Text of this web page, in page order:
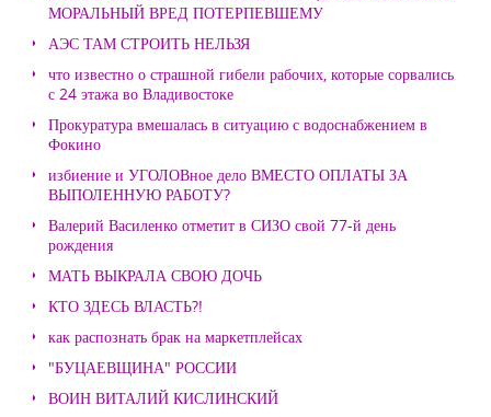
МОРАЛЬНЫЙ ВРЕД ПОТЕРПЕВШЕМУ
АЭС ТАМ СТРОИТЬ НЕЛЬЗЯ
что известно о страшной гибели рабочих, которые сорвались
с 24 этажа во Владивостоке
Прокуратура вмешалась в ситуацию с водоснабжением в
Фокино
избиение и УГОЛОВное дело ВМЕСТО ОПЛАТЫ ЗА
ВЫПОЛЕННУЮ РАБОТУ?
Валерий Василенко отметит в СИЗО свой 77-й день
рождения
МАТЬ ВЫКРАЛА СВОЮ ДОЧЬ
КТО ЗДЕСЬ ВЛАСТЬ?!
как распознать брак на маркетплейсах
"БУЦАЕВЩИНА" РОССИИ
ВОИН ВИТАЛИЙ КИСЛИНСКИЙ